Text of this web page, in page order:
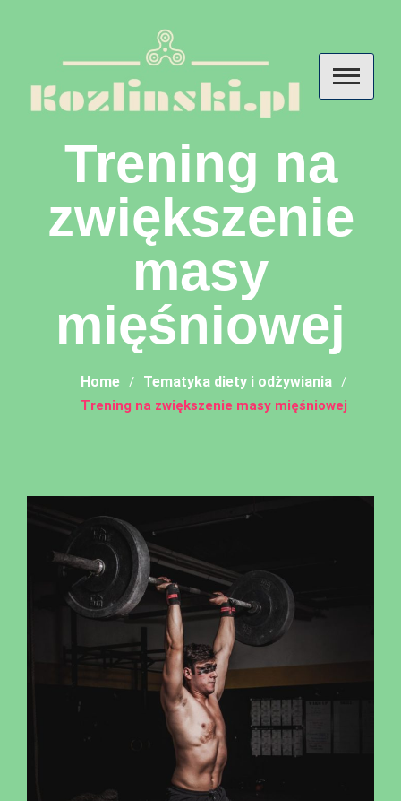
Kozlinski – przemyślenia o
diecie, odżywianiu i
suplementach
Trening na
zwiększenie
masy
mięśniowej
Home Tematyka diety i odżywiania
Trening na zwiększenie masy mięśniowej